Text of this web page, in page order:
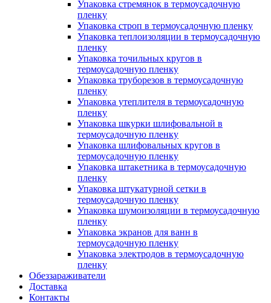
Упаковка стремянок в термоусадочную
пленку
Упаковка строп в термоусадочную пленку
Упаковка теплоизоляции в термоусадочную
пленку
Упаковка точильных кругов в
термоусадочную пленку
Упаковка труборезов в термоусадочную
пленку
Упаковка утеплителя в термоусадочную
пленку
Упаковка шкурки шлифовальной в
термоусадочную пленку
Упаковка шлифовальных кругов в
термоусадочную пленку
Упаковка штакетника в термоусадочную
пленку
Упаковка штукатурной сетки в
термоусадочную пленку
Упаковка шумоизоляции в термоусадочную
пленку
Упаковка экранов для ванн в
термоусадочную пленку
Упаковка электродов в термоусадочную
пленку
Обеззараживатели
Доставка
Контакты